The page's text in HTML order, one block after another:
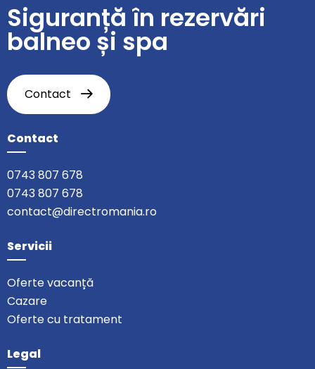
Siguranță în rezervări
balneo și spa
Contact
Contact
0743 807 678
0743 807 678
contact@directromania.ro
Servicii
Oferte vacanță
Cazare
Oferte cu tratament
Legal